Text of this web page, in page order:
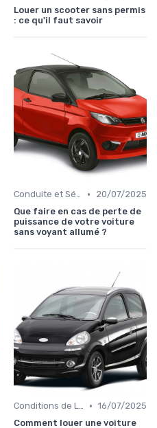
Louer un scooter sans permis
: ce qu'il faut savoir
Conduite et Sécurité •
20/07/2025
Que faire en cas de perte de
puissance de votre voiture
sans voyant allumé ?
Conditions de Location • 16/07/2025
Comment louer une voiture